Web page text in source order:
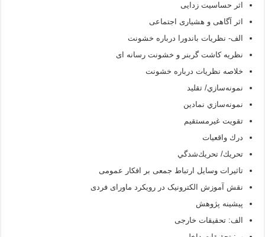
اثر حساسیت زدایی
اثر آگاهی و هشیاری اجتماعی
الف- نظریات باندورا درباره خشونت
نظریه کاشت گربنر و خشونت رسانه ای
خلاصه نظریات درباره خشونت
نمونه‌سازي/ تقليد
نمونه‌سازي نمادين
تقويت غيرمستقيم
درك واقعيات
تحريك/ تحريك‌شدگي
تاثیرات وسایل ارتباط جمعی بر افکار عمومی
نقش آموزش الکترونیک در رویکرد ماورای فردی
پیشینه پژوهش
الف: تحقیقات خارجی